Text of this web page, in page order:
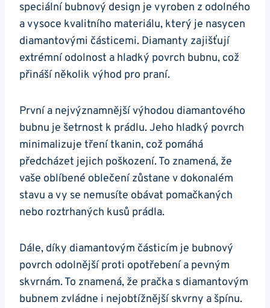
speciální ​bubnový design je vyroben z odolného
a vysoce kvalitního materiálu, ‌který ⁤je nasycen⁤
diamantovými částicemi. ⁢Diamanty zajišťují
extrémní ⁣odolnost a hladký‍ povrch bubnu,‍ což
přináší⁣ několik⁢ výhod ‌pro praní.
První a nejvýznamnější výhodou diamantového⁢
bubnu ​je ‌šetrnost k prádlu.⁣ Jeho hladký povrch
minimalizuje tření ⁤tkanin, což ‍pomáhá
předcházet⁤ jejich poškození. To znamená, že
vaše oblíbené​ oblečení zůstane v dokonalém
stavu a vy⁣ se nemusíte ⁤obávat pomačkaných
nebo roztrhaných⁢ kusů prádla.
Dále, díky diamantovým částicím je‌ bubnový
povrch odolnější proti opotřebení a pevným
skvrnám.⁤ To znamená, že pračka s diamantovým
bubnem zvládne⁢ i nejobtížnější skvrny a špínu.‍